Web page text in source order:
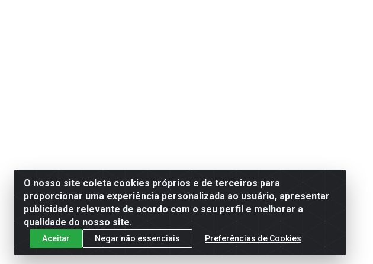
O nosso site coleta cookies próprios e de terceiros para
proporcionar uma experiência personalizada ao usuário, apresentar
publicidade relevante de acordo com o seu perfil e melhorar a
qualidade do nosso site.
Aceitar Negar não essenciais Preferências de Cookies